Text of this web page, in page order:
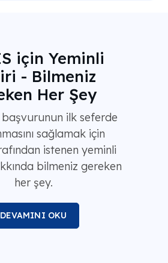
için Yeminli
- Bilmeniz
Her Şey
başvurunun ilk seferde
sağlamak için
istenen yeminli
bilmeniz gereken
her şey.
DEVAMINI OKU